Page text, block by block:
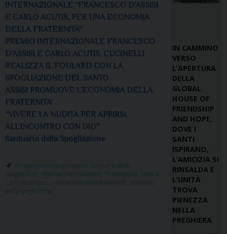
INTERNAZIONALE “FRANCESCO D’ASSISI
E CARLO ACUTIS, PER UNA ECONOMIA
DELLA FRATERNITÀ”
PREMIO INTERNAZIONALE FRANCESCO
D’ASSISI E CARLO ACUTIS, CUCINELLI
REALIZZA IL FOULARD CON LA
SPOGLIAZIONE DEL SANTO
ASSISI PROMUOVE L’ECONOMIA DELLA
FRATERNITA’
“VIVERE LA NUDITÀ PER APRIRSI
ALL’INCONTRO CON DIO”
Santuario della Spogliazione
Anniversario inaugurazione Santuario della
Spogliazione Premio internazionale “Francesco di Assisi e
Carlo Acutis per un’economia della fraternità”
santuario
della spogliazione
IN CAMMINO
VERSO
L’APERTURA
DELLA
GLOBAL
HOUSE OF
FRIENDSHIP
AND HOPE,
DOVE I
SANTI
ISPIRANO,
L’AMICIZIA SI
RINSALDA E
L’UNITÀ
TROVA
PIENEZZA
NELLA
PREGHIERA